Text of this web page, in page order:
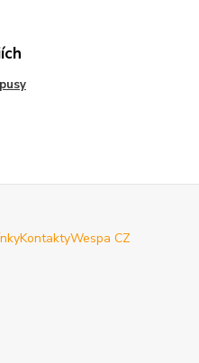
KontaktyWespa CZ